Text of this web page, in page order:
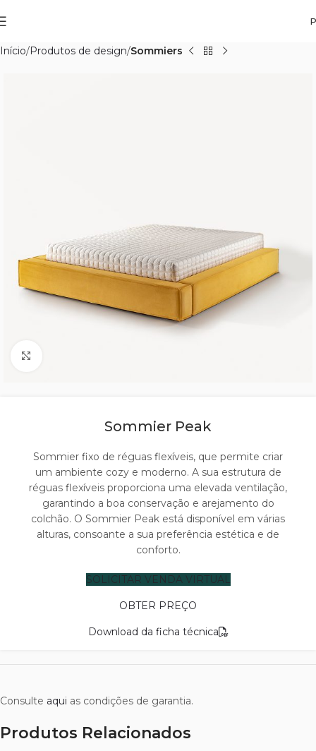
Início Produtos de design Sommiers
Sommier Peak
Sommier fixo de réguas flexíveis, que permite criar
um ambiente cozy e moderno. A sua estrutura de
réguas flexíveis proporciona uma elevada ventilação,
garantindo a boa conservação e arejamento do
colchão. O Sommier Peak está disponível em várias
alturas, consoante a sua preferência estética e de
conforto.
SOLICITAR VENDA VIRTUAL
OBTER PREÇO
Download da ficha técnica
Consulte aqui as condições de garantia.
Produtos Relacionados